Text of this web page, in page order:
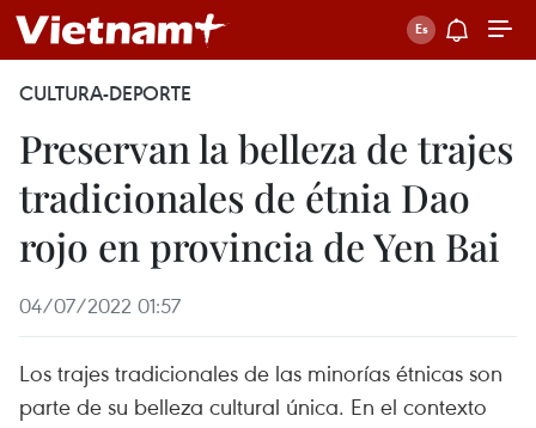
CULTURA-DEPORTE
Preservan la belleza de trajes
tradicionales de étnia Dao
rojo en provincia de Yen Bai
04/07/2022 01:57
Los trajes tradicionales de las minorías étnicas son
parte de su belleza cultural única. En el contexto